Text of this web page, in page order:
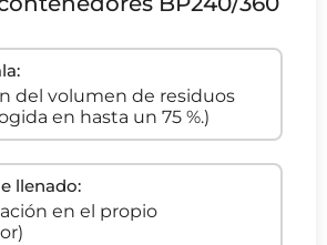
del volumen de residuos
en hasta un 75 %.)
llenado:
en el propio